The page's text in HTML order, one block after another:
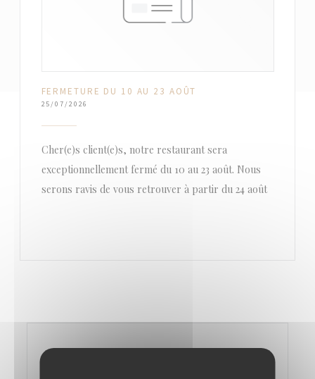
FERMETURE DU 10 AU 23 AOÛT
25/07/2026
Cher(e)s client(e)s, notre restaurant sera
exceptionnellement fermé du 10 au 23 août. Nous
serons ravis de vous retrouver à partir du 24 août